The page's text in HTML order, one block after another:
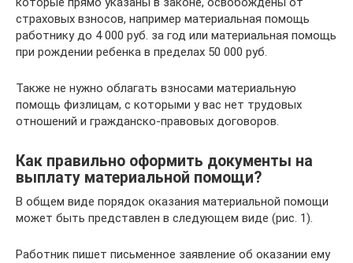
страховых взносов, например материальная помощь
работнику до 4 000 руб. за год или материальная помощь
при рождении ребенка в пределах 50 000 руб.
Также не нужно облагать взносами материальную
помощь физлицам, с которыми у вас нет трудовых
отношений и гражданско-правовых договоров.
Как правильно оформить документы на
выплату материальной помощи?
В общем виде порядок оказания материальной помощи
может быть представлен в следующем виде (рис. 1).
Работник пишет письменное заявление об оказании ему